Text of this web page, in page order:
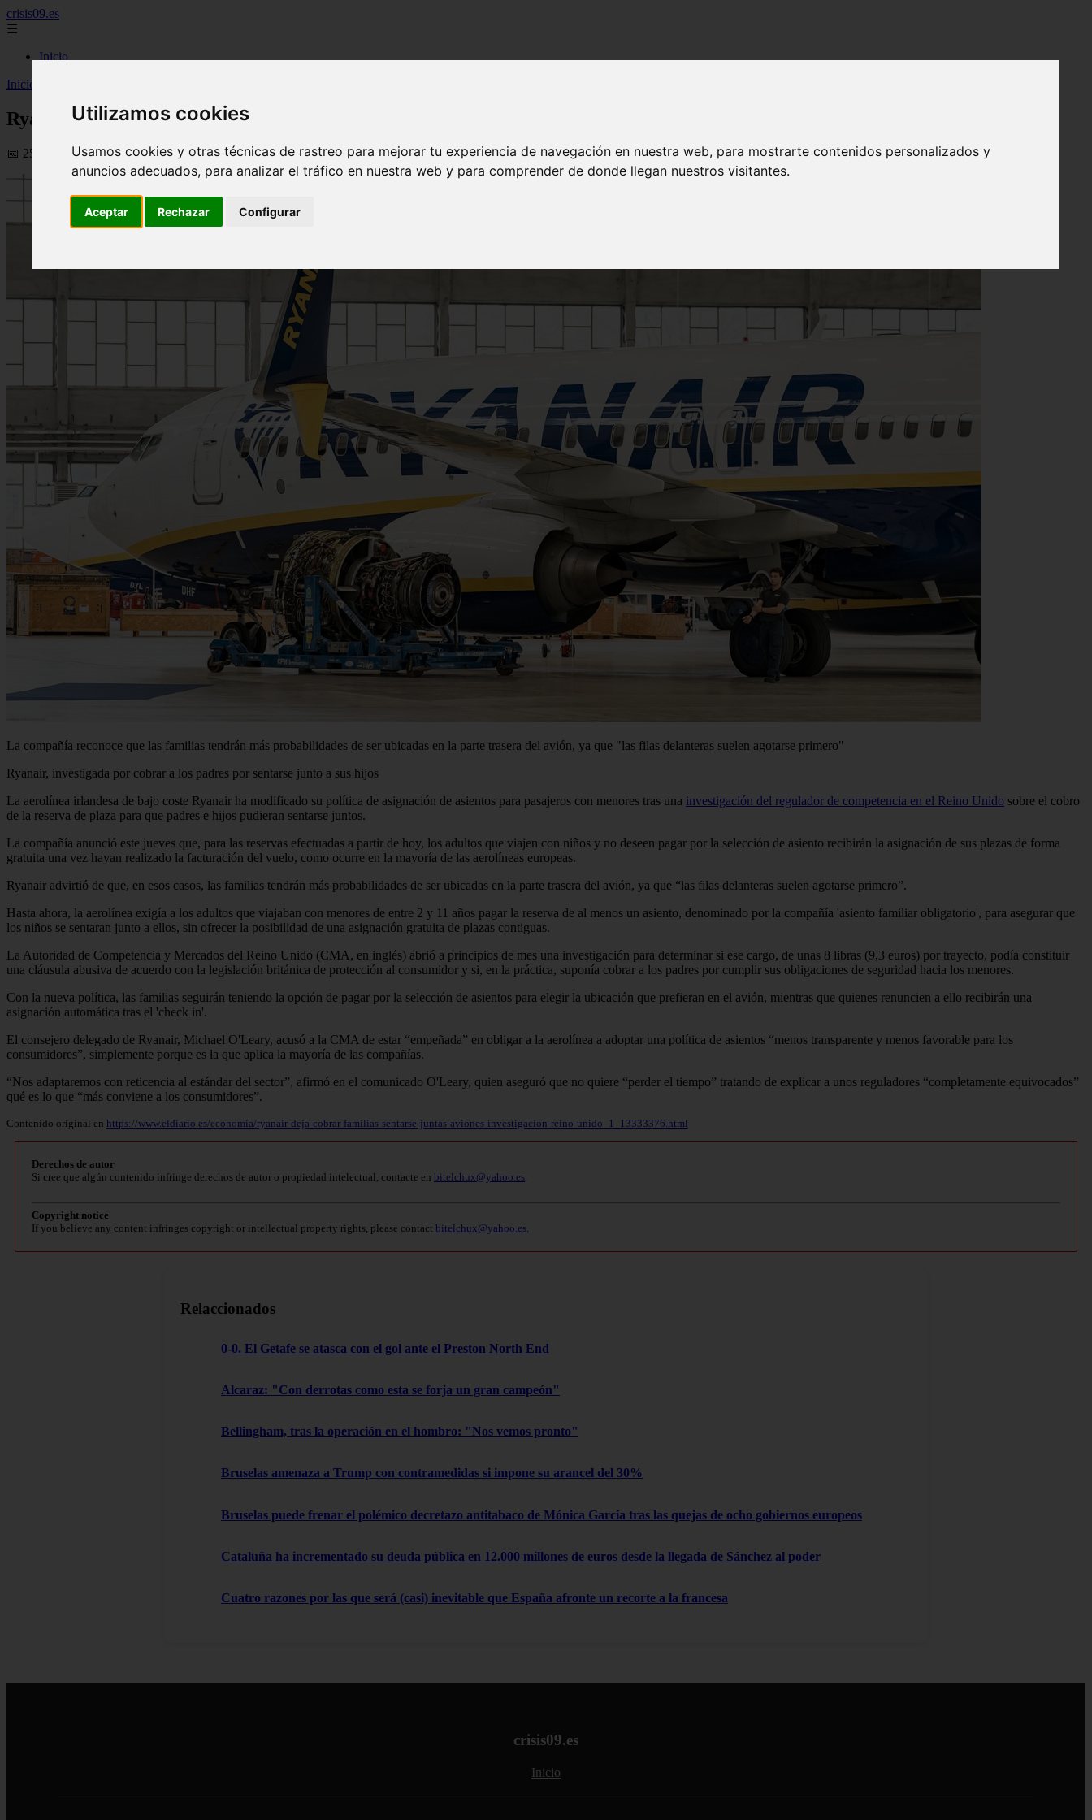
Utilizamos cookies
Usamos cookies y otras técnicas de rastreo para mejorar tu experiencia de navegación en nuestra web, para mostrarte contenidos personalizados y
anuncios adecuados, para analizar el tráfico en nuestra web y para comprender de donde llegan nuestros visitantes.
Aceptar Rechazar Configurar
crisis09.es
☰
Inicio
Inicio
Ryanair deja de cobrar a las familias por sentarse juntas en sus aviones tras una investigación en Reino Unido
📅 25/06/2026
La compañía reconoce que las familias tendrán más probabilidades de ser ubicadas en la parte trasera del avión, ya que "las filas delanteras suelen agotarse primero"
Ryanair, investigada por cobrar a los padres por sentarse junto a sus hijos
La aerolínea irlandesa de bajo coste Ryanair ha modificado su política de asignación de asientos para pasajeros con menores tras una investigación del regulador de competencia en el Reino Unido sobre el cobro
de la reserva de plaza para que padres e hijos pudieran sentarse juntos.
La compañía anunció este jueves que, para las reservas efectuadas a partir de hoy, los adultos que viajen con niños y no deseen pagar por la selección de asiento recibirán la asignación de sus plazas de forma
gratuita una vez hayan realizado la facturación del vuelo, como ocurre en la mayoría de las aerolíneas europeas.
Ryanair advirtió de que, en esos casos, las familias tendrán más probabilidades de ser ubicadas en la parte trasera del avión, ya que “las filas delanteras suelen agotarse primero”.
Hasta ahora, la aerolínea exigía a los adultos que viajaban con menores de entre 2 y 11 años pagar la reserva de al menos un asiento, denominado por la compañía 'asiento familiar obligatorio', para asegurar que
los niños se sentaran junto a ellos, sin ofrecer la posibilidad de una asignación gratuita de plazas contiguas.
La Autoridad de Competencia y Mercados del Reino Unido (CMA, en inglés) abrió a principios de mes una investigación para determinar si ese cargo, de unas 8 libras (9,3 euros) por trayecto, podía constituir
una cláusula abusiva de acuerdo con la legislación británica de protección al consumidor y si, en la práctica, suponía cobrar a los padres por cumplir sus obligaciones de seguridad hacia los menores.
Con la nueva política, las familias seguirán teniendo la opción de pagar por la selección de asientos para elegir la ubicación que prefieran en el avión, mientras que quienes renuncien a ello recibirán una
asignación automática tras el 'check in'.
El consejero delegado de Ryanair, Michael O'Leary, acusó a la CMA de estar “empeñada” en obligar a la aerolínea a adoptar una política de asientos “menos transparente y menos favorable para los
consumidores”, simplemente porque es la que aplica la mayoría de las compañías.
“Nos adaptaremos con reticencia al estándar del sector”, afirmó en el comunicado O'Leary, quien aseguró que no quiere “perder el tiempo” tratando de explicar a unos reguladores “completamente equivocados”
qué es lo que “más conviene a los consumidores”.
Contenido original en https://www.eldiario.es/economia/ryanair-deja-cobrar-familias-sentarse-juntas-aviones-investigacion-reino-unido_1_13333376.html
Derechos de autor
Si cree que algún contenido infringe derechos de autor o propiedad intelectual, contacte en bitelchux@yahoo.es.
Copyright notice
If you believe any content infringes copyright or intellectual property rights, please contact bitelchux@yahoo.es.
Relaccionados
0-0. El Getafe se atasca con el gol ante el Preston North End
Alcaraz: "Con derrotas como esta se forja un gran campeón"
Bellingham, tras la operación en el hombro: "Nos vemos pronto"
Bruselas amenaza a Trump con contramedidas si impone su arancel del 30%
Bruselas puede frenar el polémico decretazo antitabaco de Mónica García tras las quejas de ocho gobiernos europeos
Cataluña ha incrementado su deuda pública en 12.000 millones de euros desde la llegada de Sánchez al poder
Cuatro razones por las que será (casi) inevitable que España afronte un recorte a la francesa
crisis09.es
Inicio